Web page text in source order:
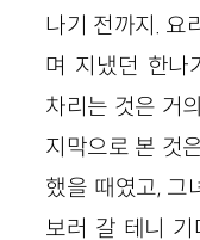
나기 전까지. 요
며 지냈던 한나
차리는 것은 거
지막으로 본 것
했을 때였고, 그
보러 갈 테니 기